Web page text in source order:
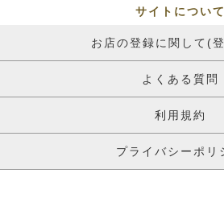
サイトについて
お店の登録に関して(
よくある質問
利用規約
プライバシーポリ